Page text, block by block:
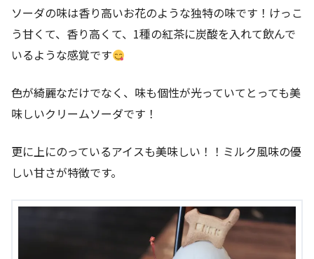
ソーダの味は香り高いお花のような独特の味です！けっこ
う甘くて、香り高くて、1種の紅茶に炭酸を入れて飲んで
いるような感覚です
色が綺麗なだけでなく、味も個性が光っていてとっても美
味しいクリームソーダです！
更に上にのっているアイスも美味しい！！ミルク風味の優
しい甘さが特徴です。